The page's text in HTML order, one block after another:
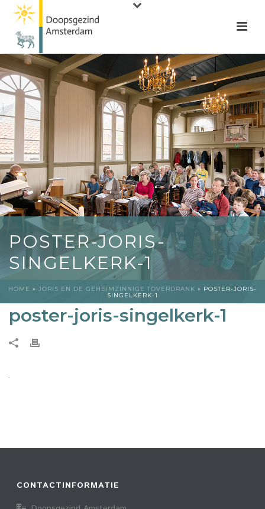
POSTER-JORIS-
SINGELKERK-1
HOME » JORIS EN DE GEHEIMZINNIGE TOVERDRANK » POSTER-JORIS-
SINGELKERK-1
poster-joris-singelkerk-1
CONTACTINFORMATIE